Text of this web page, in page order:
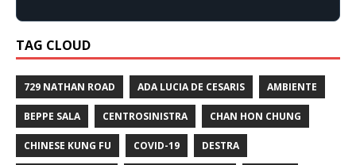
TAG CLOUD
729 NATHAN ROAD ADA LUCIA DE CESARIS AMBIENTE
BEPPE SALA CENTROSINISTRA CHAN HON CHUNG
CHINESE KUNG FU COVID-19 DESTRA